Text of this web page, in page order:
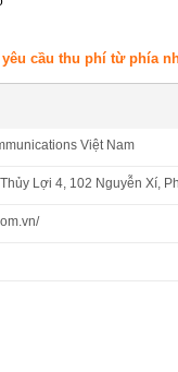
cầu thu phí từ phía
Việt Nam
Lợi 4, 102 Nguyễn Xí,